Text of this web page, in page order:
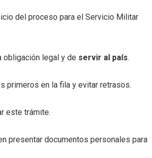
del proceso para el Servicio Militar
obligación legal y de servir al país.
primeros en la fila y evitar retrasos.
este trámite.
presentar documentos personales para